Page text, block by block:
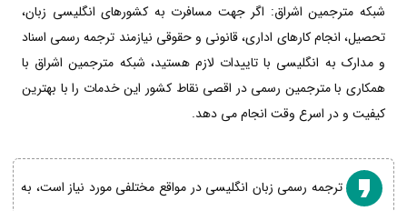
شبکه مترجمین اشراق: اگر جهت مسافرت به کشورهای انگلیسی زبان،
تحصیل، انجام کارهای اداری، قانونی و حقوقی نیازمند ترجمه رسمی اسناد
و مدارک به انگلیسی با تاییدات لازم هستید، شبکه مترجمین اشراق با
همکاری با مترجمین رسمی در اقصی نقاط کشور این خدمات را با بهترین
کیفیت و در اسرع وقت انجام می دهد.
ترجمه رسمی زبان انگلیسی در مواقع مختلفی مورد نیاز است، به